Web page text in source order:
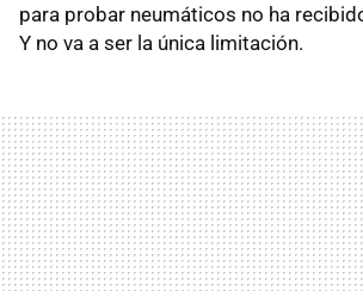
para probar neumáticos no ha
Y no va a ser la única limitación.